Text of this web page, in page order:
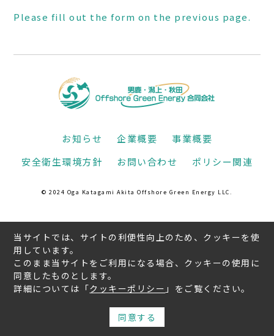
Please fill out the form on the previous page.
当サイトでは、サイトの利便性向上のため、クッキーを使
用しています。
このまま当サイトをご利用になる場合、クッキーの使用に
同意したものとします。
詳細については「クッキーポリシー 」をご覧ください。
同意する
お知らせ 企業概要
事業概要
安全衛生環境方針
お問い合わせ ポリシー関連
© 2024 Oga Katagami Akita Offshore Green Energy LLC.